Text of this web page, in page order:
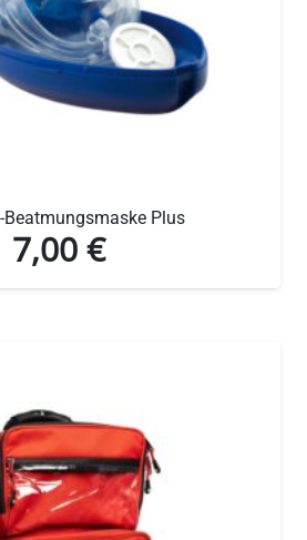
Beatmungsmaske Plus
7,00€